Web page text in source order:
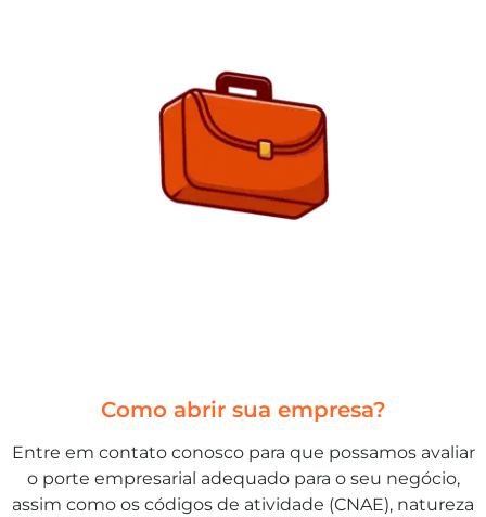
Como abrir sua empresa?
Entre em contato conosco para que possamos avaliar
o porte empresarial adequado para o seu negócio,
assim como os códigos de atividade (CNAE), natureza